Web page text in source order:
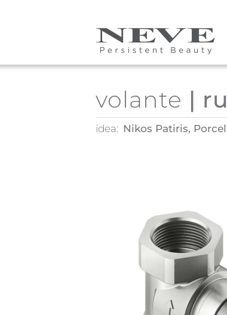
Skip to main content
volante |
idea: Nikos Patiris,